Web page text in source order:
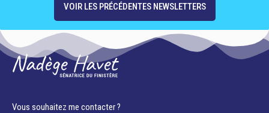
VOIR LES PRÉCÉDENTES NEWSLETTERS
Vous souhaitez me contacter ?